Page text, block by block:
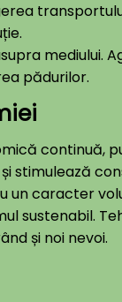
mediului.
pădurilor.
continuă,
stimulează
un caracter
sustenabil.
și noi nevoi.